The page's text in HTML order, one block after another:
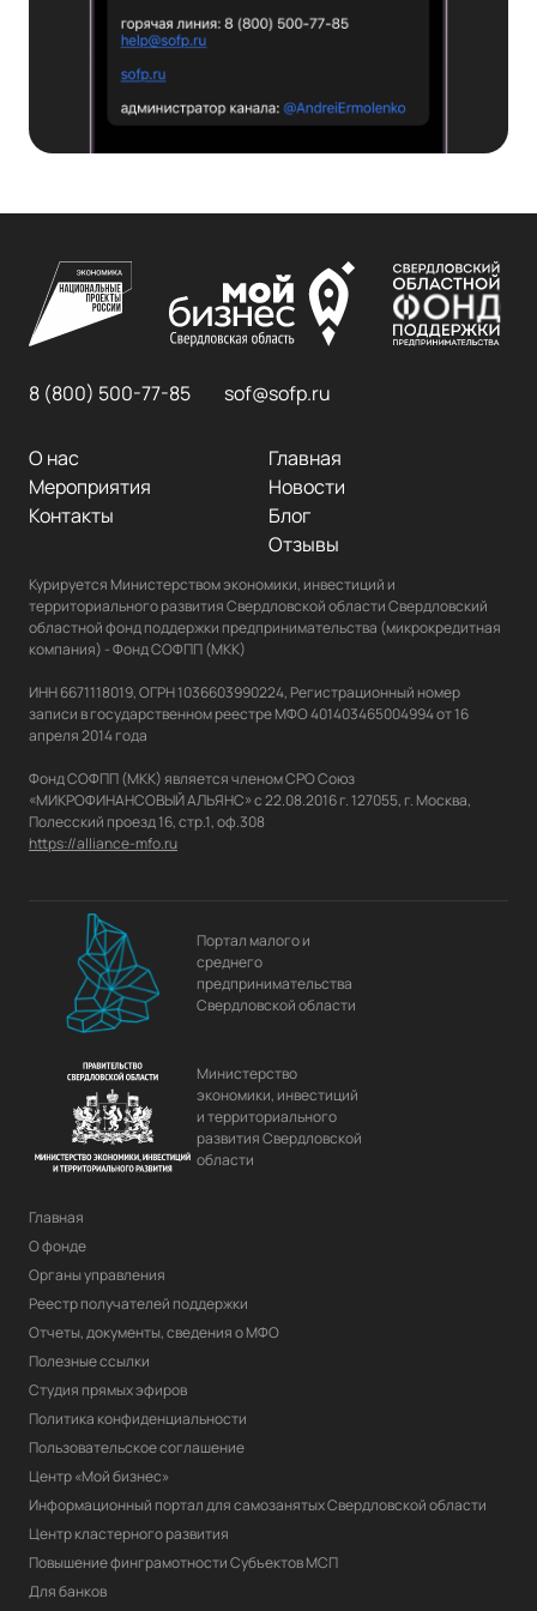
8 (800) 500-77-85 sof@sofp.ru
Главная
О нас
Новости
Мероприятия
Блог
Контакты
Отзывы
Курируется Министерством экономики, инвестиций и
территориального развития Свердловской области Свердловский
областной фонд поддержки предпринимательства (микрокредитная
компания) - Фонд СОФПП (МКК)
ИНН 6671118019, ОГРН 1036603990224, Регистрационный номер
записи в государственном реестре МФО 401403465004994 от 16
апреля 2014 года
Фонд СОФПП (МКК) является членом СРО Союз
«МИКРОФИНАНСОВЫЙ АЛЬЯНС» с 22.08.2016 г. 127055, г. Москва,
https://alliance-mfo.ru
Портал малого и
среднего
предпринимательства
Свердловской области
Министерство
экономики, инвестиций
и территориального
развития Свердловской
области
Главная
О фонде
Органы управления
Реестр получателей поддержки
Отчеты, документы, сведения о МФО
Полезные ссылки
Студия прямых эфиров
Политика конфиденциальности
Пользовательское соглашение
Центр «Мой бизнес»
Информационный портал для самозанятых Свердловской области
Центр кластерного развития
Повышение финграмотности Субъектов МСП
Для банков